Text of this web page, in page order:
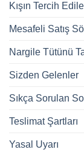
Kışın Tercih
Mesafeli Satış
Nargile Tütünü
Sizden Gelenler
Sıkça Sorulan
Teslimat Şartları
Yasal Uyarı